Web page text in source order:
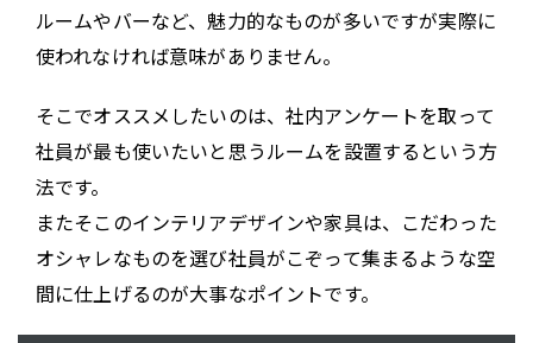
ルームやバーなど、魅力的なものが多いですが実際に
使われなければ意味がありません。
そこでオススメしたいのは、社内アンケートを取って
社員が最も使いたいと思うルームを設置するという方
法です。
またそこのインテリアデザインや家具は、こだわった
オシャレなものを選び社員がこぞって集まるような空
間に仕上げるのが大事なポイントです。